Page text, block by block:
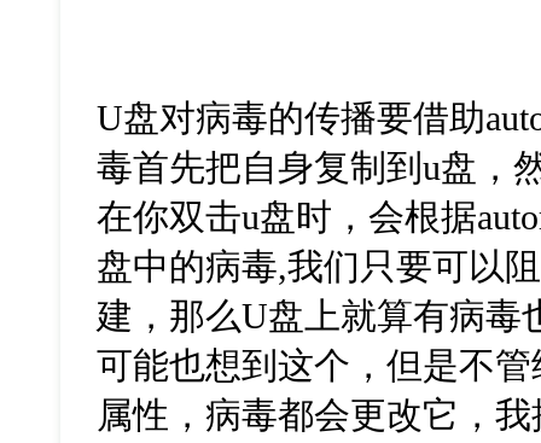
U盘对病毒的传播要借助
毒首先把自身复制到u盘，
在你双击u盘时，会根据
盘中的病毒,我们只要可以
建，那么U盘上就算有病毒
可能也想到这个，但是不
属性，病毒都会更改它，